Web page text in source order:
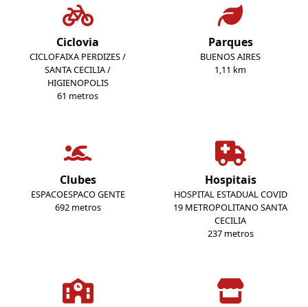
Ciclovia
CICLOFAIXA PERDIZES /
SANTA CECILIA /
HIGIENOPOLIS
61 metros
Parques
BUENOS AIRES
1,11 km
Clubes
ESPACOESPACO GENTE
692 metros
Hospitais
HOSPITAL ESTADUAL COVID
19 METROPOLITANO SANTA
CECILIA
237 metros